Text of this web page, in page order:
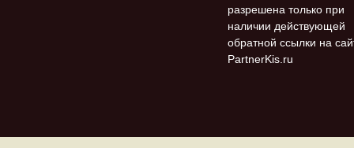
разрешена только при
наличии действующей
обратной ссылки на
PartnerKis.ru